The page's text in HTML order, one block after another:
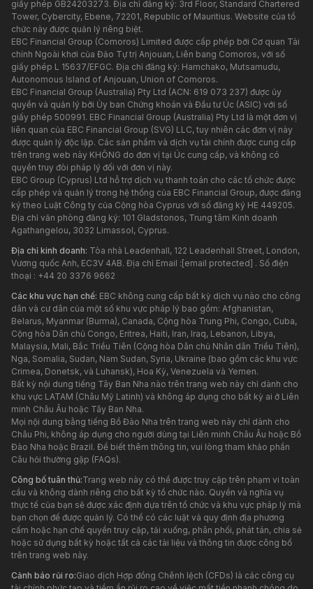
giấy phép GB24203273. Địa chỉ đăng ký: 3rd Floor, Standard Chartered
Tower, Cybercity, Ebene, 72201, Republic of Mauritius. Website của tổ
chức này được quản lý riêng biệt.
EBC Financial Group (Comoros) Limited được cấp phép bởi Cơ quan Tài
chính Ngoài khơi của Đảo Tự trị Anjouan, Liên bang Comoros, với số
giấy phép L 15637/EFGC. Địa chỉ đăng ký: Hamchako, Mutsamudu,
Autonomous Island of Anjouan, Union of Comoros.
EBC Financial Group (Australia) Pty Ltd (ACN: 619 073 237) được ủy
quyền và quản lý bởi Ủy ban Chứng khoán và Đầu tư Úc (ASIC) với số
giấy phép 500991. EBC Financial Group (Australia) Pty Ltd là một đơn vị
liên quan của EBC Financial Group (SVG) LLC, tuy nhiên các đơn vị này
được quản lý độc lập. Các sản phẩm và dịch vụ tài chính được cung cấp
trên trang web này KHÔNG do đơn vị tại Úc cung cấp, và không có
quyền truy đòi pháp lý đối với đơn vị này.
EBC Group (Cyprus) Ltd hỗ trợ dịch vụ thanh toán cho các tổ chức được
cấp phép và quản lý trong hệ thống của EBC Financial Group, được đăng
ký theo Luật Công ty của Cộng hòa Cyprus với số đăng ký HE 449205.
Địa chỉ văn phòng đăng ký: 101 Gladstonos, Trung tâm Kinh doanh
Agathangelou, 3032 Limassol, Cyprus.
Địa chỉ kinh doanh: Tòa nhà Leadenhall, 122 Leadenhall Street, London,
Vương quốc Anh, EC3V 4AB. Địa chỉ Email : [email protected] . Số điện
thoại : +44 20 3376 9662
Các khu vực hạn chế: EBC không cung cấp bất kỳ dịch vụ nào cho công
dân và cư dân của một số khu vực pháp lý bao gồm: Afghanistan,
Belarus, Myanmar (Burma), Canada, Cộng hòa Trung Phi, Congo, Cuba,
Cộng hòa Dân chủ Congo, Eritrea, Haiti, Iran, Iraq, Lebanon, Libya,
Malaysia, Mali, Bắc Triều Tiên (Cộng hòa Dân chủ Nhân dân Triều Tiên),
Nga, Somalia, Sudan, Nam Sudan, Syria, Ukraine (bao gồm các khu vực
Crimea, Donetsk, và Luhansk), Hoa Kỳ, Venezuela và Yemen.
Bất kỳ nội dung tiếng Tây Ban Nha nào trên trang web này chỉ dành cho
khu vực LATAM (Châu Mỹ Latinh) và không áp dụng cho bất kỳ ai ở Liên
minh Châu Âu hoặc Tây Ban Nha.
Mọi nội dung bằng tiếng Bồ Đào Nha trên trang web này chỉ dành cho
Châu Phi, không áp dụng cho người dùng tại Liên minh Châu Âu hoặc Bồ
Đào Nha hoặc Brazil. Để biết thêm thông tin, vui lòng tham khảo phần
Câu hỏi thường gặp (FAQs).
Công bố tuân thủ:Trang web này có thể được truy cập trên phạm vi toàn
cầu và không dành riêng cho bất kỳ tổ chức nào. Quyền và nghĩa vụ
thực tế của bạn sẽ được xác định dựa trên tổ chức và khu vực pháp lý mà
bạn chọn để được quản lý. Có thể có các luật và quy định địa phương
cấm hoặc hạn chế quyền truy cập, tải xuống, phân phối, phát tán, chia sẻ
hoặc sử dụng bất kỳ hoặc tất cả các tài liệu và thông tin được công bố
trên trang web này.
Cảnh báo rủi ro:Giao dịch Hợp đồng Chênh lệch (CFDs) là các công cụ